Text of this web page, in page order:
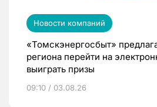
Новости компаний
«Томскэнергосбыт»
региона перейти на
выиграть призы
09:10 / 03.08.26